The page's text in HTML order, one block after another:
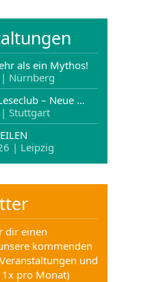
als ein Mythos!
Nürnberg
– Neue …
Stuttgart
| Leipzig
dir einen
kommenden
und
pro Monat)